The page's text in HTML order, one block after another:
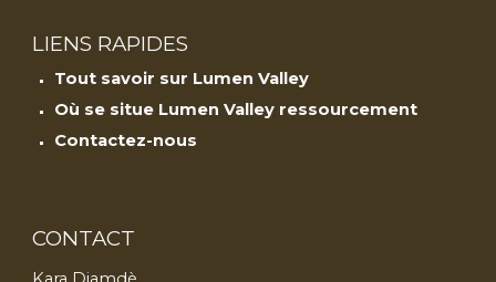
LIENS RAPIDES
Tout savoir sur Lumen Valley
Où se situe Lumen Valley ressourcement
Contactez-nous
CONTACT